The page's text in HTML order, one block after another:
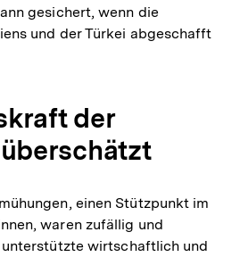
gesichert, wenn die
und der Türkei abgeschafft
der
einen Stützpunkt im
waren zufällig und
unterstützte wirtschaftlich und